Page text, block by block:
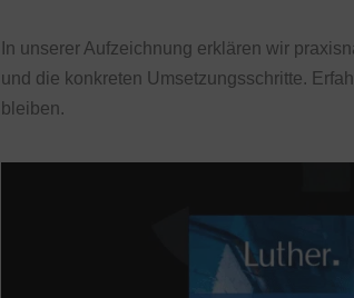
In unserer Aufzeichnung erklären wir
und die konkreten Umsetzungsschritte.
bleiben.